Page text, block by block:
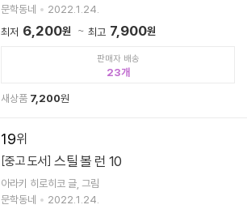
문학동네
2022.1.24.
최저 6,200원 최고 7,900원
판매자 배송
23
새상품 7,200원
19
[중고 도서] 스틸 볼 런 10
아라키 히로히코 글, 그림
문학동네
2022.1.24.